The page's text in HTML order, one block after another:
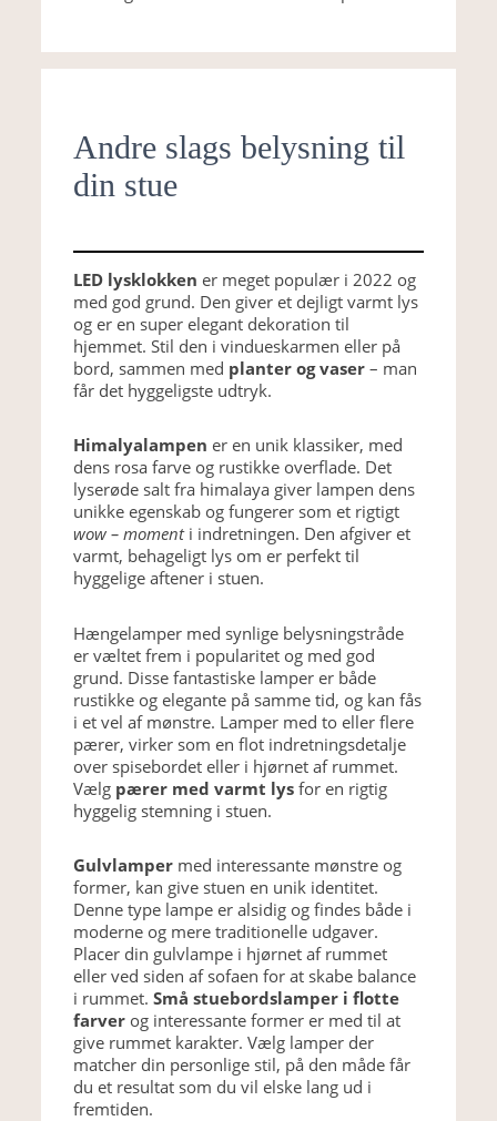
Andre slags belysning til
din stue
LED lysklokken er meget populær i 2022 og
med god grund. Den giver et dejligt varmt lys
og er en super elegant dekoration til
hjemmet. Stil den i vindueskarmen eller på
bord, sammen med planter og vaser – man
får det hyggeligste udtryk.
Himalyalampen er en unik klassiker, med
dens rosa farve og rustikke overflade. Det
lyserøde salt fra himalaya giver lampen dens
unikke egenskab og fungerer som et rigtigt
wow – momenti indretningen. Den afgiver et
varmt, behageligt lys om er perfekt til
hyggelige aftener i stuen.
Hængelamper med synlige belysningstråde
er væltet frem i popularitet og med god
grund. Disse fantastiske lamper er både
rustikke og elegante på samme tid, og kan fås
i et vel af mønstre. Lamper med to eller flere
pærer, virker som en flot indretningsdetalje
over spisebordet eller i hjørnet af rummet.
Vælg pærer med varmt lys for en rigtig
hyggelig stemning i stuen.
Gulvlamper med interessante mønstre og
former, kan give stuen en unik identitet.
Denne type lampe er alsidig og findes både i
moderne og mere traditionelle udgaver.
Placer din gulvlampe i hjørnet af rummet
eller ved siden af sofaen for at skabe balance
i rummet.Små stuebordslamper i flotte
farver og interessante former er med til at
give rummet karakter. Vælg lamper der
matcher din personlige stil, på den måde får
du et resultat som du vil elske lang ud i
fremtiden.